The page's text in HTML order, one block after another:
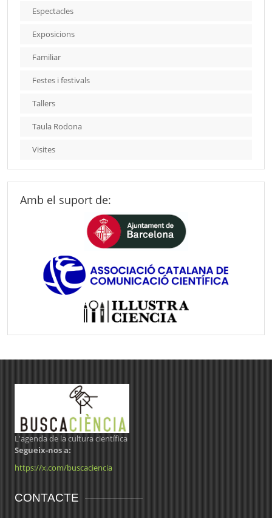
Espectacles
Exposicions
Familiar
Festes i festivals
Tallers
Taula Rodona
Visites
Amb el suport de:
L'agenda de la cultura científica
Segueix-nos a:
https://x.com/buscaciencia
CONTACTE